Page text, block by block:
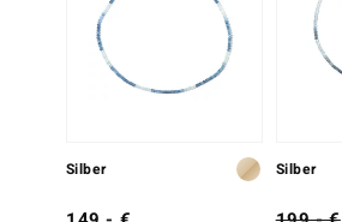
Silber Silber